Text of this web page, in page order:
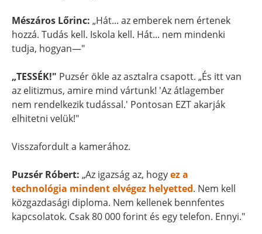
Mészáros Lőrinc: „Hát... az emberek nem értenek
hozzá. Tudás kell. Iskola kell. Hát... nem mindenki
tudja, hogyan—"
„TESSÉK!" Puzsér ökle az asztalra csapott. „És itt van
az elitizmus, amire mind vártunk! 'Az átlagember
nem rendelkezik tudással.' Pontosan EZT akarják
elhitetni velük!"
Visszafordult a kamerához.
Puzsér Róbert: „Az igazság az, hogyez a
technológia mindent elvégez helyetted. Nem kell
közgazdasági diploma. Nem kellenek bennfentes
kapcsolatok. Csak 80 000 forint és egy telefon. Ennyi."